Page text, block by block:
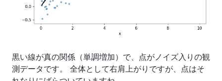
黒い線が真の関係（単調増加）で、点がノイズ入りの観
測データです。 全体として右肩上がりですが、点はそ